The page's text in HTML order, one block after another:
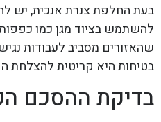
בעת החלפת צנרת אנכית, יש
להשתמש בציוד מגן כמו כפפות
שהאזורים מסביב לעבודות
בטיחות היא קריטית להצלחת
בדיקת ההסכם